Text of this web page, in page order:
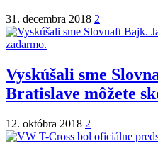
31. decembra 2018 2
Vyskúšali sme
Bratislave môžete
12. októbra 2018 2